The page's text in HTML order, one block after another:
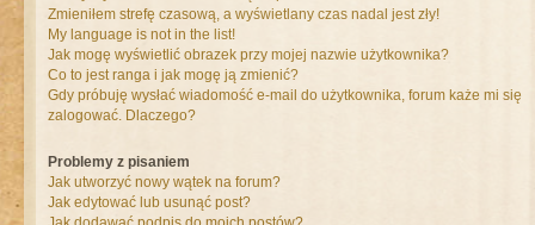
Zmieniłem strefę czasową, a wyświetlany czas nadal jest zły!
My language is not in the list!
Jak mogę wyświetlić obrazek przy mojej nazwie użytkownika?
Co to jest ranga i jak mogę ją zmienić?
Gdy próbuję wysłać wiadomość e-mail do użytkownika, forum każe mi się
zalogować. Dlaczego?
Problemy z pisaniem
Jak utworzyć nowy wątek na forum?
Jak edytować lub usunąć post?